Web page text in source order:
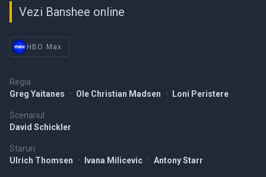
Regia
Greg Yaitanes • Ole Christian Madsen • Loni Peristere
Scenariul
David Schickler
Staruri
Ulrich Thomsen • Ivana Milicevic • Antony Starr
Vezi Banshee online
HBO Max